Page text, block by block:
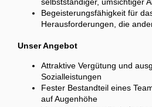
Begeisterungsfähigkeit für
Herausforderungen, die
Unser Angebot
Attraktive Vergütung und
Sozialleistungen
Fester Bestandteil eines
auf Augenhöhe